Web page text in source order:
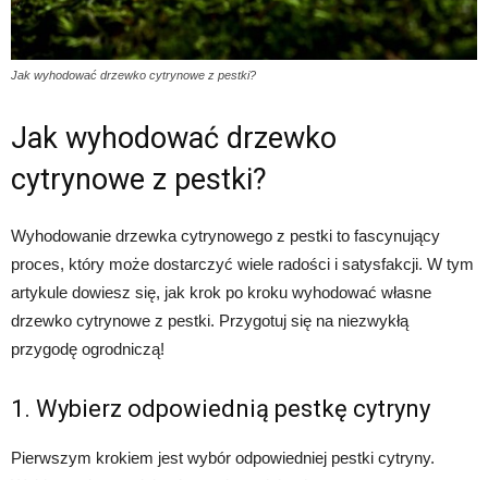
Jak wyhodować drzewko cytrynowe z pestki?
Jak wyhodować drzewko
cytrynowe z pestki?
Wyhodowanie drzewka cytrynowego z pestki to fascynujący
proces, który może dostarczyć wiele radości i satysfakcji. W tym
artykule dowiesz się, jak krok po kroku wyhodować własne
drzewko cytrynowe z pestki. Przygotuj się na niezwykłą
przygodę ogrodniczą!
1. Wybierz odpowiednią pestkę cytryny
Pierwszym krokiem jest wybór odpowiedniej pestki cytryny.